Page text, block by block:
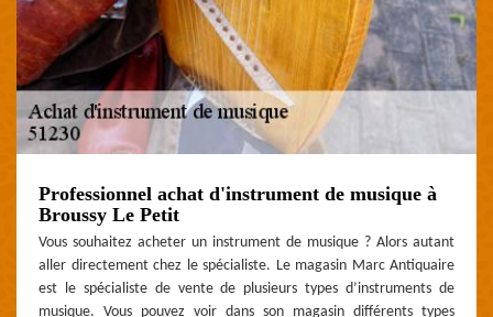
Professionnel achat d'instrument de musique à
Broussy Le Petit
Vous souhaitez acheter un instrument de musique ? Alors autant
aller directement chez le spécialiste. Le magasin Marc Antiquaire
est le spécialiste de vente de plusieurs types d’instruments de
musique. Vous pouvez voir dans son magasin différents types